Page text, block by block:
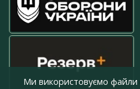
Ми використовуємо